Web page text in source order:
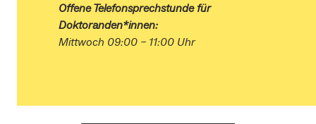
Offene Telefonsprechstundefür
Doktoranden*innen:
Mittwoch 09:00 – 11:00 Uhr